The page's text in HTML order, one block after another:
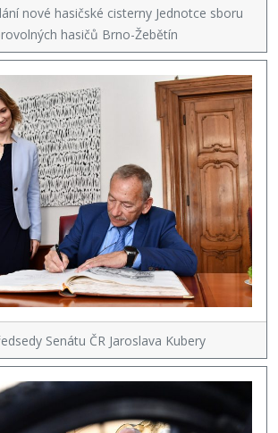
nové hasičské cisterny Jednotce sboru
hasičů Brno-Žebětín
Senátu ČR Jaroslava Kubery